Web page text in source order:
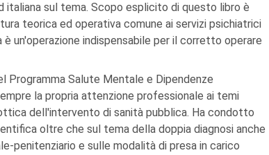
sul tema. Scopo esplicito di questo libro è
teorica ed operativa comune ai servizi psichiatrici
un'operazione indispensabile per il corretto operare
Programma Salute Mentale e Dipendenze
la propria attenzione professionale ai temi
dell'intervento di sanità pubblica. Ha condotto
oltre che sul tema della doppia diagnosi anche
penitenziario e sulle modalità di presa in carico